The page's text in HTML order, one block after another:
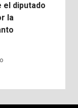
el diputado
la